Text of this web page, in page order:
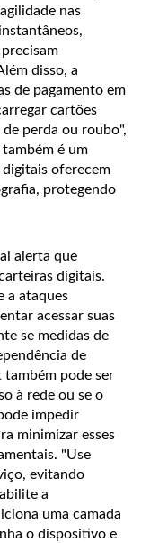
nas
disso, a
de pagamento em
cartões
perda ou roubo",
também é um
oferecem
protegendo
alerta que
digitais.
a ataques
acessar suas
se medidas de
de
pode ser
à rede ou se o
impedir
minimizar esses
"Use
evitando
a
uma camada
o dispositivo e